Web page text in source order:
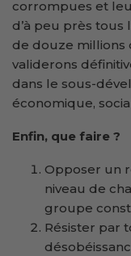
corrompues et
d’à peu près
de douze millions
validerons
dans le sous-
économique,
Enfin, que faire ?
Opposer un
niveau de
groupe
Résister par